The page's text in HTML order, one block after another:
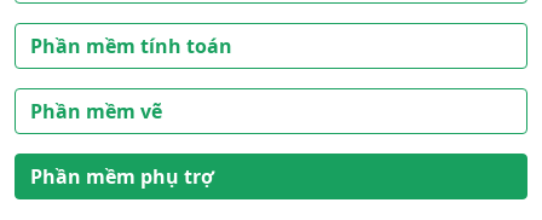
Phần mềm tính toán
Phần mềm vẽ
Phần mềm phụ trợ